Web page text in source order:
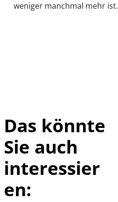
weniger manchmal mehr ist.
Das könnte
Sie auch
interessier
en: